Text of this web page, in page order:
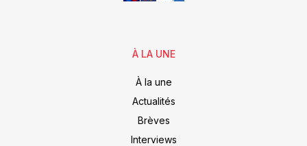
À LA UNE
À la une
Actualités
Brèves
Interviews